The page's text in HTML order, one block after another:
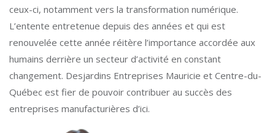
ceux-ci, notamment vers la transformation numérique.
L’entente entretenue depuis des années et qui est
renouvelée cette année réitère l’importance accordée aux
humains derrière un secteur d’activité en constant
changement. Desjardins Entreprises Mauricie et Centre-du-
Québec est fier de pouvoir contribuer au succès des
entreprises manufacturières d’ici.